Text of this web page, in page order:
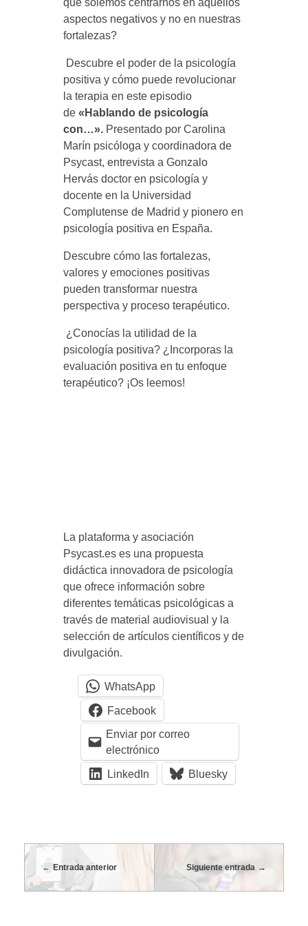
o
l
o
g
í
a
p
o
s
i
t
c
o
n
G
o
l
o
qué solemos centrarnos en aquellos
aspectos negativos y no en nuestras
fortalezas?
Descubre el poder de la psicología
positiva y cómo puede revolucionar
la terapia en este episodio
de «Hablando de psicología
con…».Presentado por Carolina
Marín psicóloga y coordinadora de
Psycast, entrevista a Gonzalo
Hervás doctor en psicología y
docente en la Universidad
Complutense de Madrid y pionero en
psicología positiva en España.
Descubre cómo las fortalezas,
valores y emociones positivas
pueden transformar nuestra
perspectiva y proceso terapéutico.
¿Conocías la utilidad de la
psicología positiva? ¿Incorporas la
evaluación positiva en tu enfoque
terapéutico? ¡Os leemos!
La plataforma y asociación
Psycast.es es una propuesta
didáctica innovadora de psicología
que ofrece información sobre
diferentes temáticas psicológicas a
través de material audiovisual y la
selección de artículos científicos y de
divulgación.
WhatsApp
Facebook
Enviar por correo
electrónico
LinkedIn Bluesky
Entrada anterior Siguiente entrada